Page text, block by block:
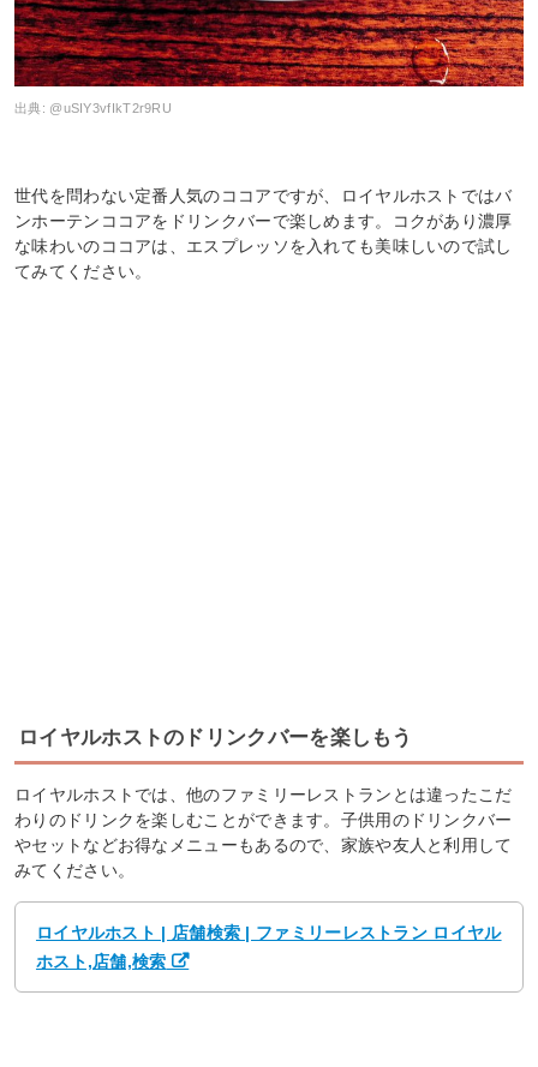
出典: @uSIY3vfIkT2r9RU
世代を問わない定番人気のココアですが、ロイヤルホストではバ
ンホーテンココアをドリンクバーで楽しめます。コクがあり濃厚
な味わいのココアは、エスプレッソを入れても美味しいので試し
てみてください。
ロイヤルホストのドリンクバーを楽しもう
ロイヤルホストでは、他のファミリーレストランとは違ったこだ
わりのドリンクを楽しむことができます。子供用のドリンクバー
やセットなどお得なメニューもあるので、家族や友人と利用して
みてください。
ロイヤルホスト | 店舗検索 | ファミリーレストラン ロイヤル
ホスト,店舗,検索